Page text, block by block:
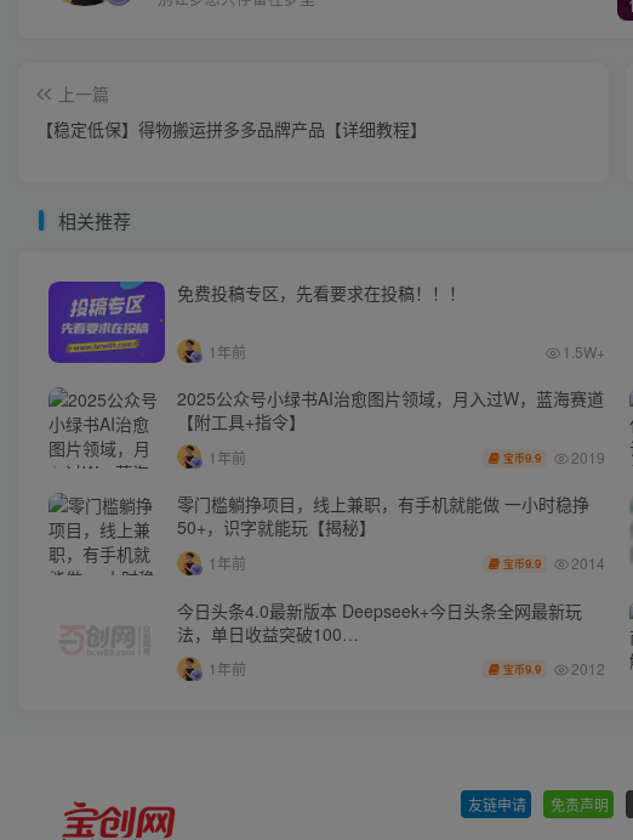
上一篇
【稳定低保】得物搬运拼多多品牌产品【详细教程】
相关推荐
免费投稿专区，先看要求在投稿！！！
1年前 1.5W+
2025公众号小绿书AI治愈图片领域，月入过W，蓝海赛道
【附工具+指令】
1年前 宝币9.9 2019
零门槛躺挣项目，线上兼职，有手机就能做 一小时稳挣
50+，识字就能玩【揭秘】
1年前 宝币9.9 2014
今日头条4.0最新版本 Deepseek+今日头条全网最新玩
法，单日收益突破100…
1年前 宝币9.9 2012
友链申请 免责声明